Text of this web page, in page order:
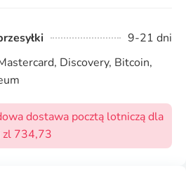
9-21 dni
Discovery, Bitcoin,
dostawa pocztą lotniczą dla
zl 734,73